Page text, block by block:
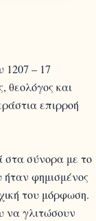
1207 – 17
θεολόγος και
επιρροή
στα σύνορα με το
φημισμένος
του μόρφωση.
να γλιτώσουν